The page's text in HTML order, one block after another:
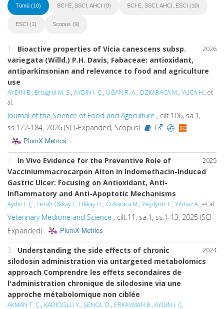
Tümü (10) SCI-E, SSCI, AHCI (9) SCI-E, SSCI, AHCI, ESCI (10)
ESCI (1) Scopus (9)
2026
1.
Bioactive properties of Vicia canescens subsp.
variegata (Willd.) P.H. Davis, Fabaceae: antioxidant,
antiparkinsonian and relevance to food and agriculture
use
AYDIN B., Ertuğrul M. S., AYDIN İ. Ç., UĞAN R. A., ÖZKARACA M., YUCA H., et
al.
Journal of the Science of Food and Agriculture , cilt.106, sa.1,
ss.172-184, 2026 (SCI-Expanded, Scopus)
PlumX Metrics
2025
2.
In Vivo Evidence for the Preventive Role of
Vacciniummacrocarpon Aiton in Indomethacin-Induced
Gastric Ulcer: Focusing on Antioxidant, Anti-
Inflammatory and Anti-Apoptotic Mechanisms
Aydın İ. Ç., Ferah Okkay I., Okkay U., Özkaraca M., Yeşilyurt F., Yılmaz A., et al.
Veterinary Medicine and Science , cilt.11, sa.1, ss.1-13, 2025 (SCI-
Expanded)
PlumX Metrics
2024
3.
Understanding the side effects of chronic
silodosin administration via untargeted metabolomics
approach Comprendre les effets secondaires de
l'administration chronique de silodosine via une
approche métabolomique non ciblée
AKMAN T. Ç., KADIOĞLU Y., ŞENOL O., ERKAYMAN B., AYDIN İ. Ç.